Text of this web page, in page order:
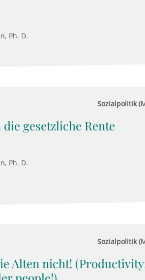
Ph. D.
Sozialpolitik
gesetzliche Rente
Ph. D.
Sozialpolitik
Alten nicht!